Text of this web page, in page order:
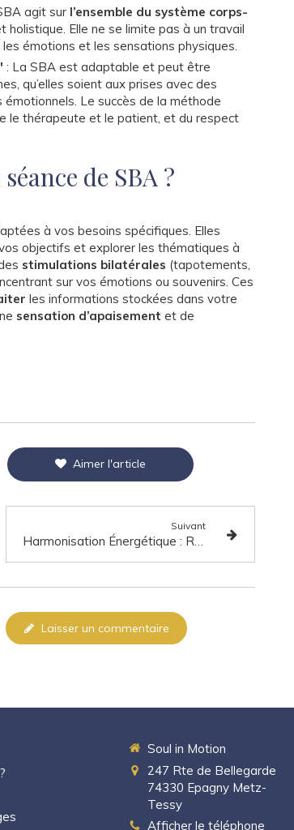
agit sur l’ensemble du système corps-
holistique. Elle ne se limite pas à un travail
émotions et les sensations physiques.
: La SBA est adaptable et peut être
qu’elles soient aux prises avec des
Le succès de la méthode
le thérapeute et le patient, et du respect
de SBA ?
à vos besoins spécifiques. Elles
objectifs et explorer les thématiques à
stimulations bilatérales (tapotements,
sur vos émotions ou souvenirs. Ces
les informations stockées dans votre
sensation d’apaisement et de
Aimer l'article
Suivant
Laisser un commentaire
Soul in Motion
247 Rte de Bellegarde
74330 Epagny Metz-
Tessy
Afficher le téléphone